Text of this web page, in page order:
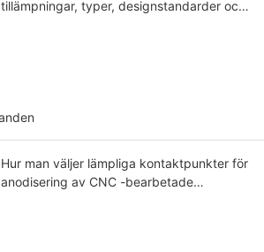
tillämpningar, typer, designstandarder och
Hur man väljer lämpliga kontaktpunkter för
anodisering av CNC -bearbetade